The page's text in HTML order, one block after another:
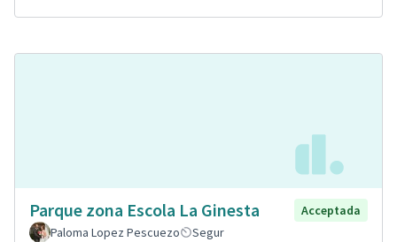
Parque zona Escola La Ginesta
Acceptada
Paloma Lopez Pescuezo
Segur